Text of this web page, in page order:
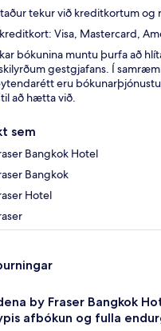
tekur við kreditkortum og
Visa, Mastercard,
bókunina muntu þurfa að
gestgjafans. Í
eru
að hætta við.
sem
Bangkok Hotel
Bangkok
Hotel
by Fraser Bangkok
afbókun og fulla